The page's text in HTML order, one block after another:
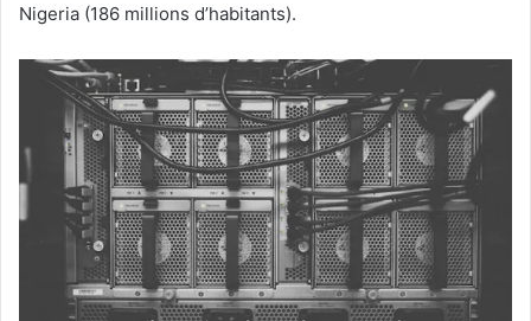
Nigeria (186 millions d’habitants).